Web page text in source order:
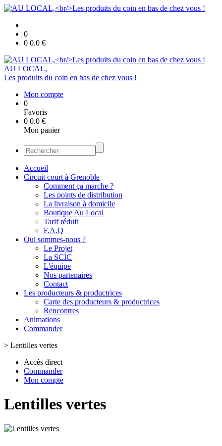
0
0 0.0 €
AU LOCAL,
Les produits du coin en bas de chez vous !
Mon compte
0
Favoris
0 0.0 €
Mon panier
Accueil
Circuit court à Grenoble
Comment ça marche ?
Les points de distribution
La livraison à domicile
Boutique Au Local
Tarif réduit
F.A.Q
Qui sommes-nous ?
Le Projet
La SCIC
L'équipe
Nos partenaires
Contact
Les producteurs & productrices
Carte des producteurs & productrices
Rencontres
Animations
Commander
> Lentilles vertes
Accès direct
Commander
Mon compte
Lentilles vertes